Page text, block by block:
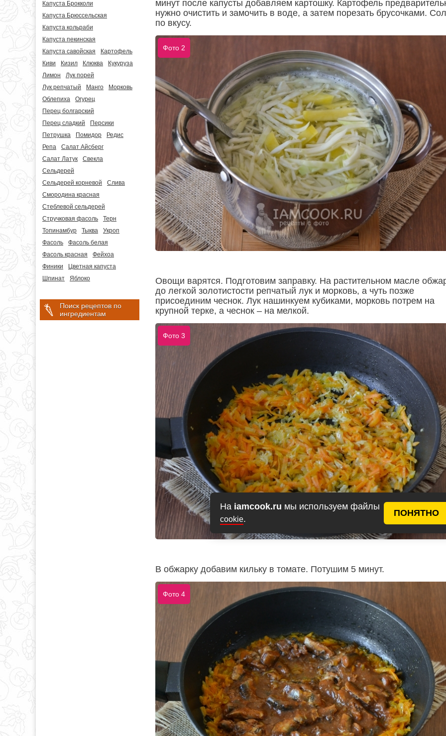
На iamcook.ru мы используем файлы
cookie.
ПОНЯТНО
Капуста Брокколи
Капуста Брюссельская
Капуста кольраби
Капуста пекинская
Капуста савойская
Картофель
Киви
Кизил Клюква
Кукуруза
Лимон
Лук порей
Лук репчатый
Манго
Морковь
Облепиха
Огурец
Перец болгарский
Перец сладкий
Персики
Петрушка
Помидор
Редис
Репа
Салат Айсберг
Салат Латук
Свекла
Сельдерей
Сельдерей корневой
Слива
Смородина красная
Стеблевой сельдерей
Стручковая фасоль
Терн
Топинамбур
Тыква
Укроп
Фасоль
Фасоль белая
Фасоль красная
Фейхоа
Финики
Цветная капуста
Шпинат
Яблоко
Поиск рецептов по
ингредиентам
минут после капусты добавляем картошку. Картофель
нужно очистить и замочить в воде, а затем порезать брусочками.
по вкусу.
Фото 2
Овощи варятся. Подготовим заправку. На растительном масле
до легкой золотистости репчатый лук и морковь, а чуть позже
присоединим чеснок. Лук нашинкуем кубиками, морковь потрем на
крупной терке, а чеснок – на мелкой.
Фото 3
В обжарку добавим кильку в томате. Потушим 5 минут.
Фото 4